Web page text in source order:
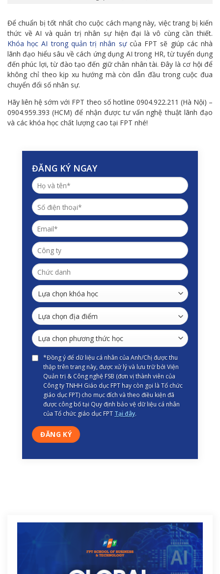
Để chuẩn bị tốt nhất cho cuộc cách mạng này, việc trang bị kiến
thức về AI và quản trị nhân sự hiện đại là vô cùng cần thiết.
Khóa học AI trong quản trị nhân sựcủa FPT sẽ giúp các nhà
lãnh đạo hiểu sâu về cách ứng dụng AI trong HR, từ tuyển dụng
đến phúc lợi, từ đào tạo đến giữ chân nhân tài. Đây là cơ hội để
không chỉ theo kịp xu hướng mà còn dẫn đầu trong cuộc đua
chuyển đổi số nhân sự.
Hãy liên hệ sớm với FPT theo số hotline 0904.922.211 (Hà Nội) –
0904.959.393 (HCM) để nhận được tư vấn nghệ thuật lãnh đạo
và các khóa học chất lượng cao tại FPT nhé!
ĐĂNG KÝ NGAY
*Đồng ý để dữ liệu cá nhân của Anh/Chị được thu
thập trên trang này, được xử lý và lưu trữ bởi Viện
Quản trị & Công nghệ FSB (đơn vị thành viên của
Công ty TNHH Giáo dục FPT hay còn gọi là Tổ chức
giáo dục FPT) cho mục đích và theo điều kiện đã
được công bố tại Quy định bảo vệ dữ liệu cá nhân
của Tổ chức giáo dục FPT Tại đây.